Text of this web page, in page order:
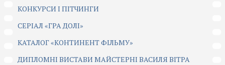
КОНКУРСИ І ПІТЧИНГИ
CЕРІАЛ «ГРА ДОЛІ»
КАТАЛОГ «КОНТИНЕНТ ФІЛЬМУ»
ДИПЛОМНІ ВИСТАВИ МАЙСТЕРНІ ВАСИЛЯ ВІТРА